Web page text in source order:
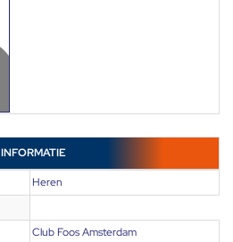
INFORMATIE
Heren
Club Foos Amsterdam